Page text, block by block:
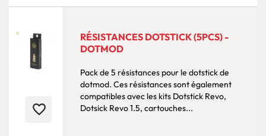
favorite_border
RÉSISTANCES DOTSTICK (5PCS) -
DOTMOD
Pack de 5 résistances pour le dotstick de
dotmod. Ces résistances sont également
compatibles avec les kits Dotstick Revo,
Dotsick Revo 1.5, cartouches...